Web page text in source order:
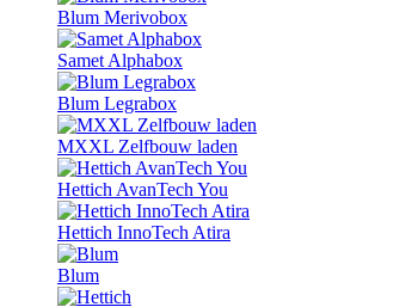
Blum Merivobox
Samet Alphabox
Blum Legrabox
MXXL Zelfbouw laden
Hettich AvanTech You
Hettich InnoTech Atira
Blum